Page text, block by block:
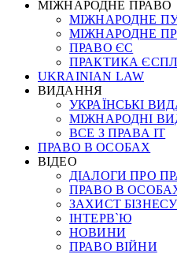
МІЖНАРОДНЕ ПРАВО
МІЖНАРОДНЕ
МІЖНАРОДНЕ
ПРАВО ЄС
ПРАКТИКА ЄСПЛ
UKRAINIAN LAW
ВИДАННЯ
УКРАЇНСЬКІ
МІЖНАРОДНІ
ВСЕ З ПРАВА ІТ
ПРАВО В ОСОБАХ
ВІДЕО
ДІАЛОГИ ПРО
ПРАВО В
ЗАХИСТ БІЗНЕСУ
ІНТЕРВ`Ю
НОВИНИ
ПРАВО ВІЙНИ